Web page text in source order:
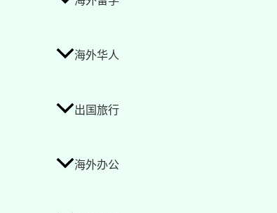
海外华人
出国旅行
海外办公